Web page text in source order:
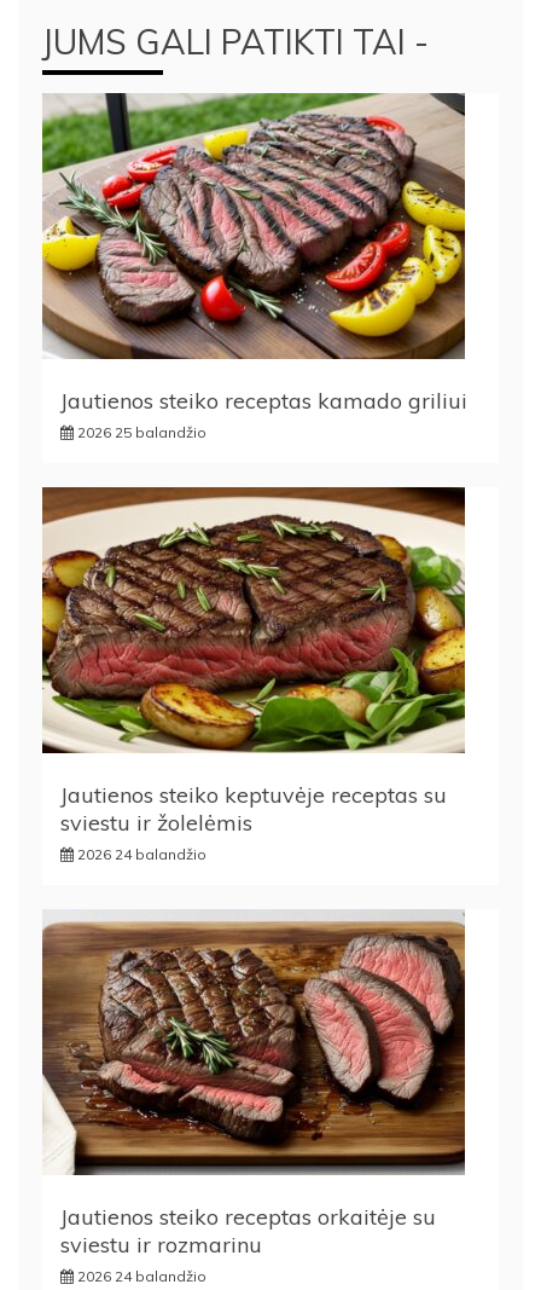
JUMS GALI PATIKTI TAI -
Jautienos steiko receptas kamado griliui
2026 25 balandžio
Jautienos steiko keptuvėje receptas su
sviestu ir žolelėmis
2026 24 balandžio
Jautienos steiko receptas orkaitėje su
sviestu ir rozmarinu
2026 24 balandžio